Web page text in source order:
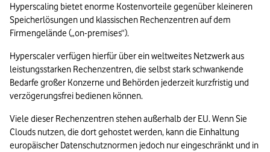
Hyperscaling bietet enorme Kostenvorteile gegenüber kleineren
Speicherlösungen und klassischen Rechenzentren auf dem
Firmengelände („on-premises“).
Hyperscaler verfügen hierfür über ein weltweites Netzwerk aus
leistungsstarken Rechenzentren, die selbst stark schwankende
Bedarfe großer Konzerne und Behörden jederzeit kurzfristig und
verzögerungsfrei bedienen können.
Viele dieser Rechenzentren stehen außerhalb der EU. Wenn Sie
Clouds nutzen, die dort gehostet werden, kann die Einhaltung
europäischer Datenschutznormen jedoch nur eingeschränkt und in